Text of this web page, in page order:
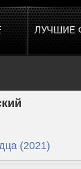
(2021)